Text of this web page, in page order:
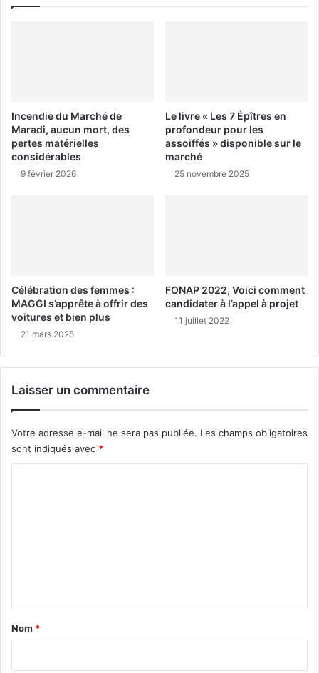
Incendie du Marché de
Maradi, aucun mort, des
pertes matérielles
considérables
9 février 2026
Le livre « Les 7 Épîtres en
profondeur pour les
assoiffés » disponible sur le
marché
25 novembre 2025
Célébration des femmes :
MAGGI s’apprête à offrir des
voitures et bien plus
21 mars 2025
FONAP 2022, Voici comment
candidater à l’appel à projet
11 juillet 2022
Laisser un commentaire
Votre adresse e-mail ne sera pas publiée. Les champs obligatoires
sont indiqués avec *
a
Nom *